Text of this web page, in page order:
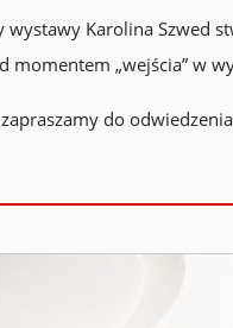
wystawy Karolina Szwed
momentem „wejścia” w
do